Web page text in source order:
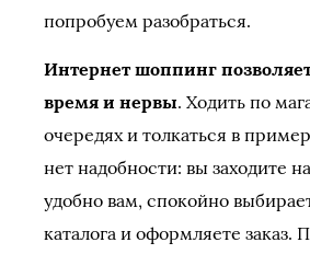
попробуем разобраться.
Интернет шоппинг
время и нервы. Ходить по
очередях и толкаться в
нет надобности: вы заходите
удобно вам, спокойно
каталога и оформляете заказ.